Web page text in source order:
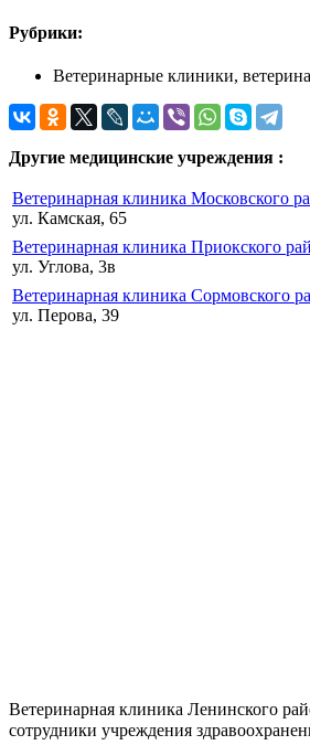
Рубрики:
Ветеринарные клиники,
Другие медицинские учреждения :
Ветеринарная клиника Московского
ул. Камская, 65
Ветеринарная клиника Приокского
ул. Углова, 3в
Ветеринарная клиника Сормовского
ул. Перова, 39
Ветеринарная клиника Ленинского
сотрудники учреждения